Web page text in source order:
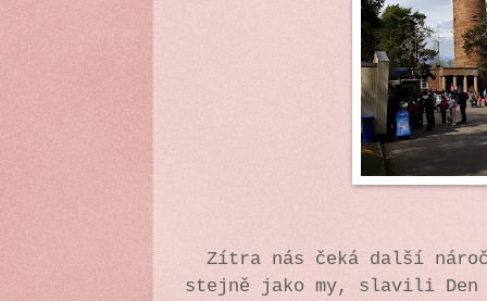
Zítra nás čeká další
stejně jako my, slavili Den